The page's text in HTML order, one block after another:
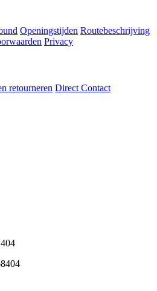
Openingstijden Routebeschrijving
Privacy
retourneren Direct Contact